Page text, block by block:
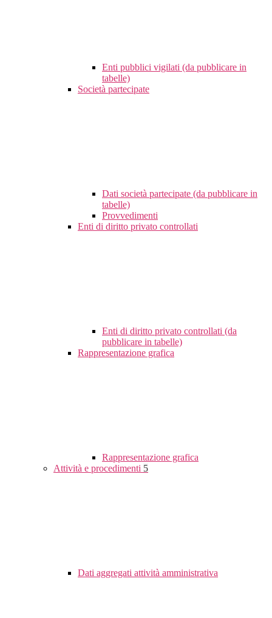
Enti pubblici vigilati (da pubblicare in
tabelle)
Società partecipate
Dati società partecipate (da pubblicare in
tabelle)
Provvedimenti
Enti di diritto privato controllati
Enti di diritto privato controllati (da
pubblicare in tabelle)
Rappresentazione grafica
Rappresentazione grafica
Attività e procedimenti 5
Dati aggregati attività amministrativa